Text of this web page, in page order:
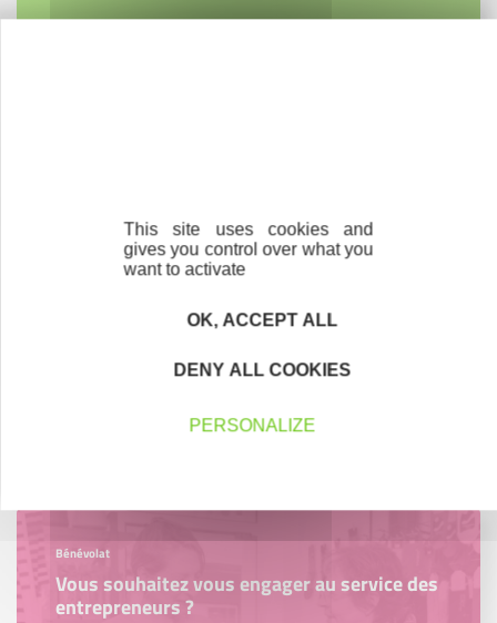
entrepreneurs ?
Devenez parrain ou marraine
Bénévolat
Vous souhaitez vous engager au service des
entrepreneurs ?
This site uses cookies and
gives you control over what you
want to activate
OK, ACCEPT ALL
DENY ALL COOKIES
PERSONALIZE